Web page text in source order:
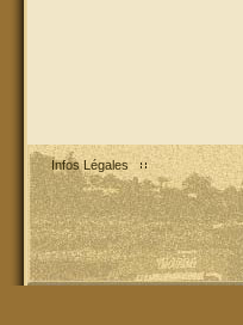
Infos Légales